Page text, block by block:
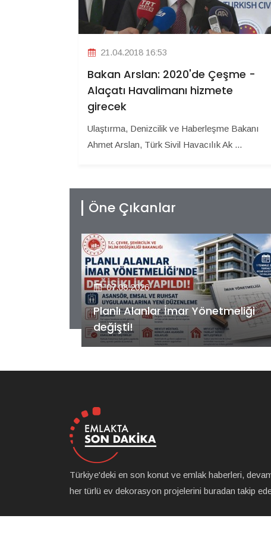
21.04.2018 16:53
Bakan Arslan: 2020'de Çeşme -
Alaçatı Havalimanı hizmete
girecek
Ulaştırma, Denizcilik ve Haberleşme Bakanı
Ahmet Arslan, Türk Sivil Havacılık Ak ...
Öne Çıkanlar
07.08.2026
Kiler GYO’dan Pendik Dolayoba
projesiyle ilgili önemli adım!
Türkiye'deki en son konut ve emlak haberleri,
her türlü ev dekorasyon projelerini buradan takip